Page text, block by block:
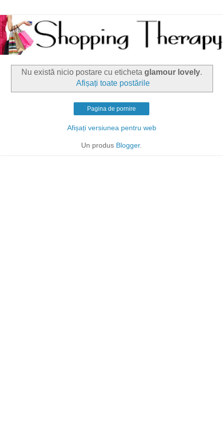
Nu există nicio postare cu eticheta glamour lovely.
Afișați toate postările
Pagina de pornire
Afișați versiunea pentru web
Un produs Blogger.